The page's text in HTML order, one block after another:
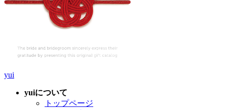
yui
yuiについて
トップページ